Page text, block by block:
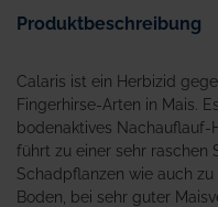
Produktbeschreibung
Calaris ist ein Herbizid
Fingerhirse-Arten in Mais.
bodenaktives Nachauflauf-
führt zu einer sehr raschen
Schadpflanzen wie auch
Boden, bei sehr guter